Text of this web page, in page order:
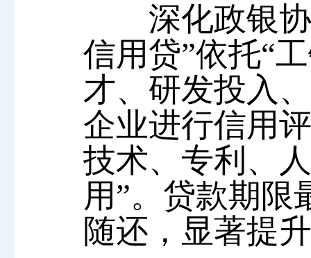
深化政银协
信用贷”依托“
才、研发投入
企业进行信用
技术、专利、
用”。贷款期限
随还，显著提